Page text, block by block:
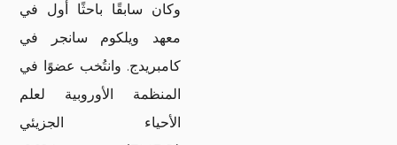
وكان سابقًا باحثًا أول في
معهد ويلكوم سانجر في
كامبريدج. وانتُخب عضوًا في
المنظمة الأوروبية لعلم
الأحياء الجزيئي